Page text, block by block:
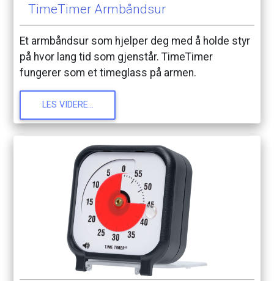
TimeTimer Armbåndsur
Et armbåndsur som hjelper deg med å holde styr
på hvor lang tid som gjenstår. TimeTimer
fungerer som et timeglass på armen.
LES VIDERE...